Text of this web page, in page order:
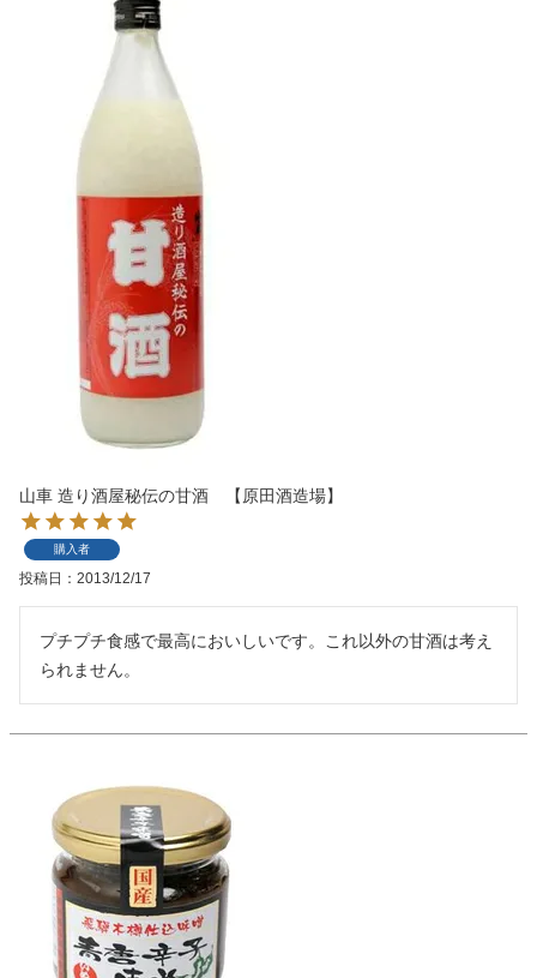
山車 造り酒屋秘伝の甘酒 【原田酒造場】
購入者
投稿日 2013/12/17
プチプチ食感で最高においしいです。これ以外の甘酒は考え
られません。